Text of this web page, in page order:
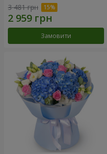
3 481 грн
Замовити